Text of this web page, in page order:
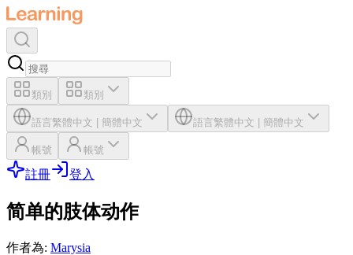
類別 類別
語言繁體中文 簡體中文 語言繁體中文 簡體中文
帳號 帳號
註冊 登入
简单的肢体动作
作者為: Marysia